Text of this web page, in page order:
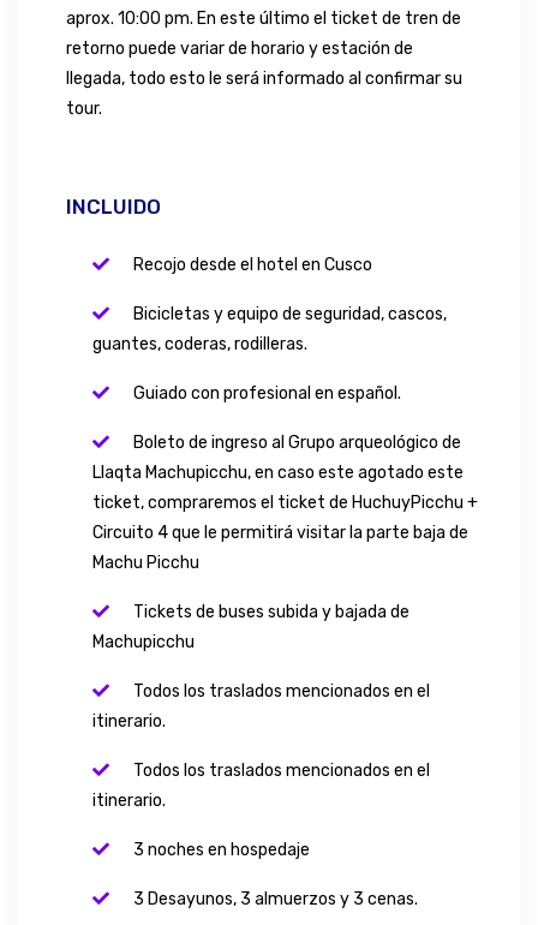
aprox. 10:00 pm. En este último el ticket de tren de
retorno puede variar de horario y estación de
llegada, todo esto le será informado al confirmar su
tour.
INCLUIDO
Recojo desde el hotel en Cusco
Bicicletas y equipo de seguridad, cascos,
guantes, coderas, rodilleras.
Guiado con profesional en español.
Boleto de ingreso al Grupo arqueológico de
Llaqta Machupicchu, en caso este agotado este
ticket, compraremos el ticket de HuchuyPicchu +
Circuito 4 que le permitirá visitar la parte baja de
Machu Picchu
Tickets de buses subida y bajada de
Machupicchu
Todos los traslados mencionados en el
itinerario.
Todos los traslados mencionados en el
itinerario.
3 noches en hospedaje
3 Desayunos, 3 almuerzos y 3 cenas.